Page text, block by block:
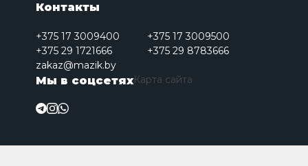
Контакты
+375 17 3009400
+375 17 3009500
+375 29 1721666
+375 29 8783666
zakaz@mazik.by
Мы в соцсетяхКарта сайта